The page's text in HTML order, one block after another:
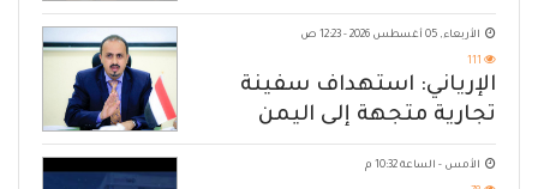
الأربعاء, 05 أغسطس 2026 - 12:23 ص
111
الإرياني: استهداف سفينة
تجارية متجهة إلى اليمن
يكشف حصار الحوثي للشعب
الأمس - الساعة 10:32 م